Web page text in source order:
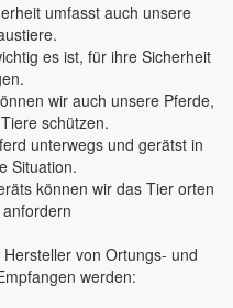
umfasst auch unsere
es ist, für ihre Sicherheit
wir auch unsere Pferde,
schützen.
unterwegs und gerätst in
Situation.
können wir das Tier orten
von Ortungs- und
werden: